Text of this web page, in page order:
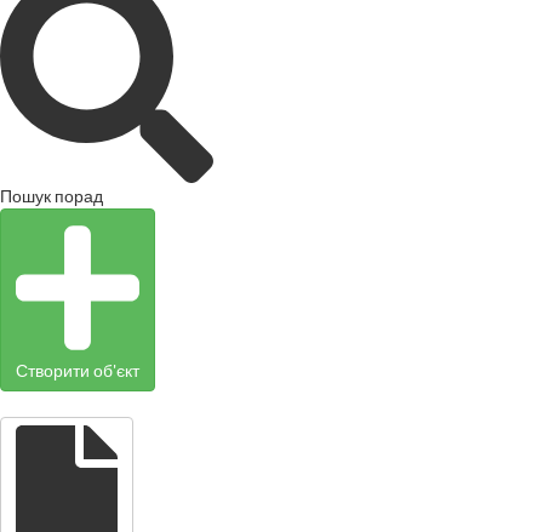
Пошук порад
Створити об'єкт